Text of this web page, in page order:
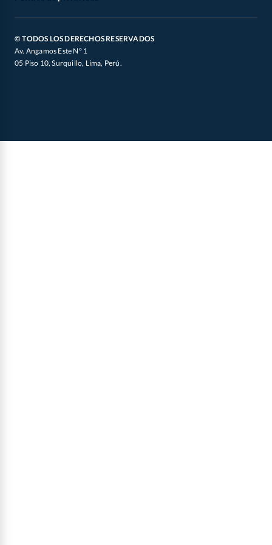
Canal de Integridad
Defensoría de Vendedores y Proveedores
© TODOS LOS DERECHOS RESERVADOS
Av. Angamos Este N° 1
05 Piso 10, Surquillo, Lima, Perú.